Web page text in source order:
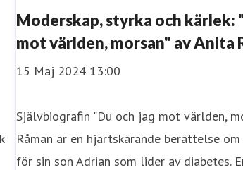
Moderskap, styrka och kärlek:
mot världen, morsan" av Anita
15 Maj 2024 13:00
Självbiografin "Du och jag mot världen,
Råman är en hjärtskärande berättelse
för sin son Adrian som lider av diabetes.